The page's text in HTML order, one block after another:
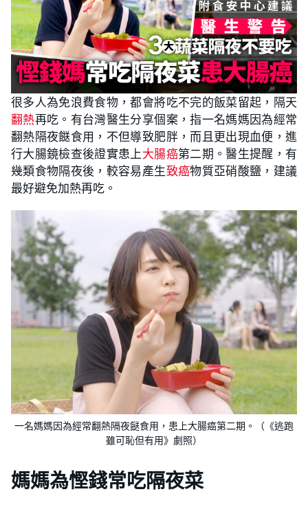
很多人為免浪費食物，都會將吃不完的飯菜留起，隔天
翻熱再吃。有台灣醫生分享個案，指一名媽媽因為經常
翻熱隔夜餸食用，不但導致肥胖，而且更出現血便，進
行大腸鏡檢查後證實患上大腸癌第二期。醫生提醒，有
幾類食物隔夜後，較容易產生致癌物質亞硝酸鹽，建議
最好避免加熱再吃。
一名媽媽因為經常翻熱隔夜餸食用，患上大腸癌第二期。（《逃跑
雖可恥但有用》劇照）
媽媽為慳錢常吃隔夜菜